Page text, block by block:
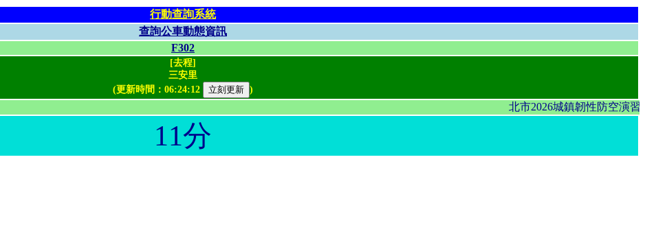
行動查詢系統
查詢公車動態資訊
F302
[去程]
三安里
(更新時間： 06:24:12 )
北市2026城鎮韌性防空
11分